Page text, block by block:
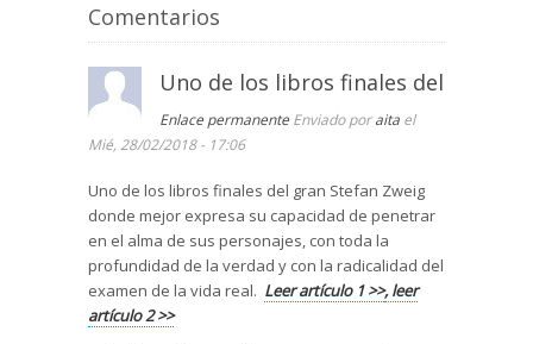
Comentarios
Uno de los libros finales del
Enlace permanente Enviado poraita el
Mié, 28/02/2018 - 17:06
Uno de los libros finales del gran Stefan Zweig
donde mejor expresa su capacidad de penetrar
en el alma de sus personajes, con toda la
profundidad de la verdad y con la radicalidad del
examen de la vida real. Leer artículo 1 >>, leer
artículo 2 >>